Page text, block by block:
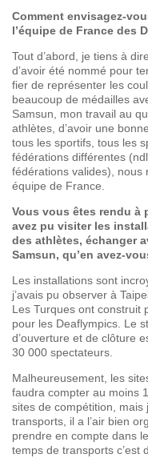
Comment envisagez-
l’équipe de France des
Tout d’abord, je tiens à
d’avoir été nommé pour
fier de représenter les
beaucoup de médailles
Samsun, mon travail au
athlètes, d’avoir une
tous les sportifs, tous les
fédérations différentes
fédérations valides), nous
équipe de France.
Vous vous êtes rendu à
avez pu visiter les
des athlètes, échanger
Samsun, qu’en avez-
Les installations sont
j’avais pu observer à
Les Turques ont construit
pour les Deaflympics. Le
d’ouverture et de clôture
30 000 spectateurs.
Malheureusement, les
faudra compter au moins
sites de compétition, mais
transports, il a l’air bien
prendre en compte dans
temps de transports c’est